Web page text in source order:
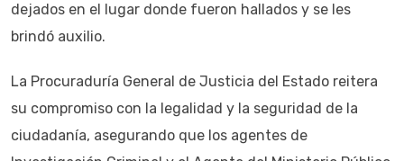
dejados en el lugar donde fueron hallados y se les
brindó auxilio.
La Procuraduría General de Justicia del Estado reitera
su compromiso con la legalidad y la seguridad de la
ciudadanía, asegurando que los agentes de